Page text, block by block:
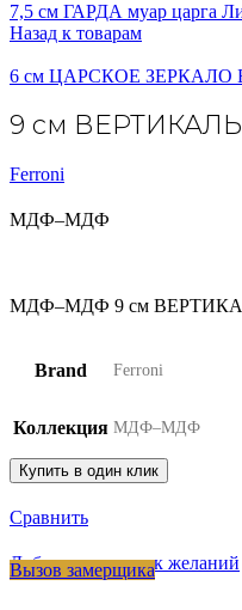
7,5 см ГАРДА муар царга
Назад к товарам
6 см ЦАРСКОЕ
9 см
Ferroni
МДФ–МДФ
МДФ–МДФ 9 см
Brand Ferroni
Коллекция МДФ–МДФ
Купить в один клик
Сравнить
Добавить в список желаний
Вызов замерщика